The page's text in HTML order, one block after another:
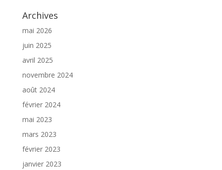
Archives
mai 2026
juin 2025
avril 2025
novembre 2024
août 2024
février 2024
mai 2023
mars 2023
février 2023
janvier 2023